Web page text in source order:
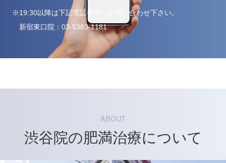
※19:30以降は下記電話番号へお問い合わせ下さい。
新宿東口院： 03-5363-1181
ABOUT
渋谷院の肥満治療について